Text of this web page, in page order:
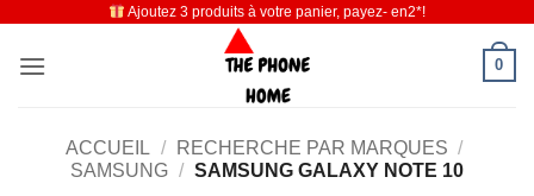
contenu
Ajoutez 3 produits à votre panier, payez- en2*!
0
ACCUEIL / RECHERCHE PAR MARQUES /
SAMSUNG / SAMSUNG GALAXY NOTE 10